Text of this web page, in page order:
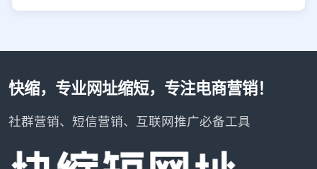
快缩，专业网址缩短，专注电商营销！
社群营销、短信营销、互联网推广必备工具